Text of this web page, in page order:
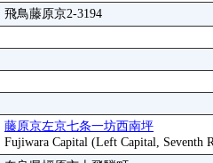
飛鳥藤原京2-3194
藤原京左京七条一坊西南坪
Fujiwara Capital (Left Capital, Seventh